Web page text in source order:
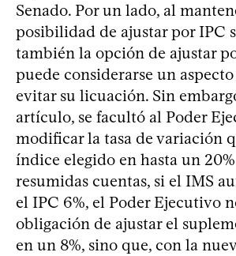
Senado. Por un lado, al
posibilidad de ajustar por IPC
también la opción de ajustar
puede considerarse un
evitar su licuación. Sin
artículo, se facultó al Poder
modificar la tasa de variación
índice elegido en hasta un
resumidas cuentas, si el IMS
el IPC 6%, el Poder Ejecutivo
obligación de ajustar el
en un 8%, sino que, con la